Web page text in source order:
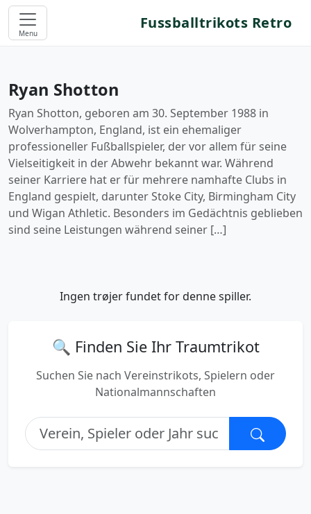
Menu
Fussballtrikots Retro
Ryan Shotton
Ryan Shotton, geboren am 30. September 1988 in
Wolverhampton, England, ist ein ehemaliger
professioneller Fußballspieler, der vor allem für seine
Vielseitigkeit in der Abwehr bekannt war. Während
seiner Karriere hat er für mehrere namhafte Clubs in
England gespielt, darunter Stoke City, Birmingham City
und Wigan Athletic. Besonders im Gedächtnis geblieben
sind seine Leistungen während seiner […]
Ingen trøjer fundet for denne spiller.
🔍 Finden Sie Ihr Traumtrikot
Suchen Sie nach Vereinstrikots, Spielern oder
Nationalmannschaften